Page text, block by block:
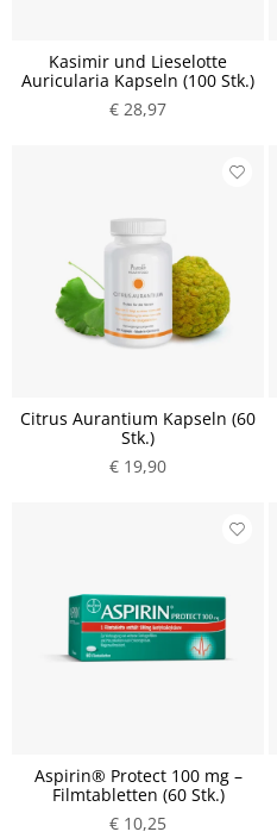
Kasimir und Lieselotte
Auricularia Kapseln (100 Stk.)
€ 28,97
Citrus Aurantium Kapseln (60
Stk.)
€ 19,90
Aspirin® Protect 100 mg –
Filmtabletten (60 Stk.)
€ 10,25